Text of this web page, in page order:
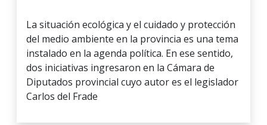
La situación ecológica y el cuidado y protección
del medio ambiente en la provincia es una tema
instalado en la agenda política. En ese sentido,
dos iniciativas ingresaron en la Cámara de
Diputados provincial cuyo autor es el legislador
Carlos del Frade